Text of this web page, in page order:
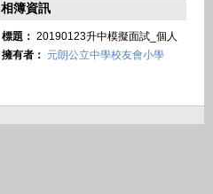
相簿資訊
標題： 20190123升中模擬面試_個人
擁有者：
元朗公立中學校友會小學